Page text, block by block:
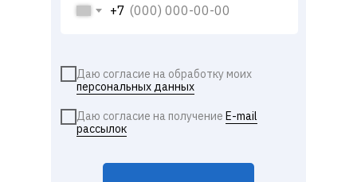
+7
Даю согласие на обработку моих
персональных данных
Даю согласие на получение E-mail
рассылок